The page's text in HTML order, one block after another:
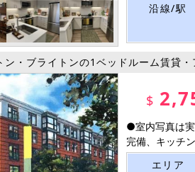
沿線/駅
ン・ブライトンの1ベッドルーム賃貸
$
●室内写真は
完備、キッチ
エリア